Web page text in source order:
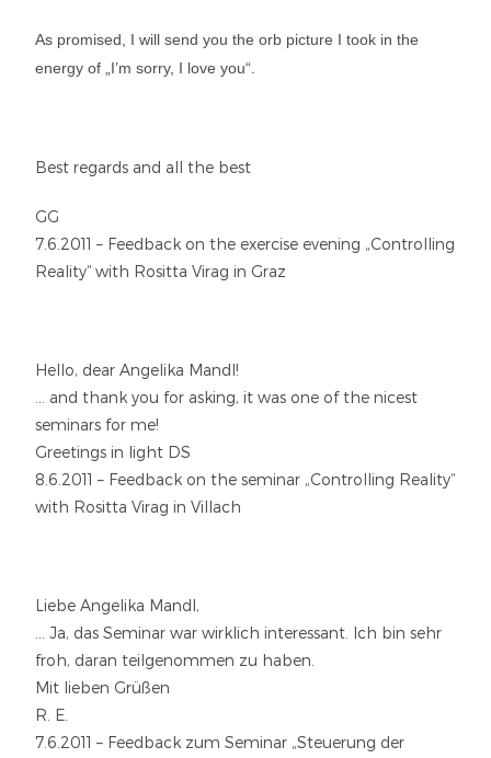
As promised, I will send you the orb picture I took in the
energy of „I’m sorry, I love you“.
Best regards and all the best
GG
7.6.2011 – Feedback on the exercise evening „Controlling
Reality“ with Rositta Virag in Graz
Hello, dear Angelika Mandl!
… and thank you for asking, it was one of the nicest
seminars for me!
Greetings in light DS
8.6.2011 – Feedback on the seminar „Controlling Reality“
with Rositta Virag in Villach
Liebe Angelika Mandl,
… Ja, das Seminar war wirklich interessant. Ich bin sehr
froh, daran teilgenommen zu haben.
Mit lieben Grüßen
R. E.
7.6.2011 – Feedback zum Seminar „Steuerung der